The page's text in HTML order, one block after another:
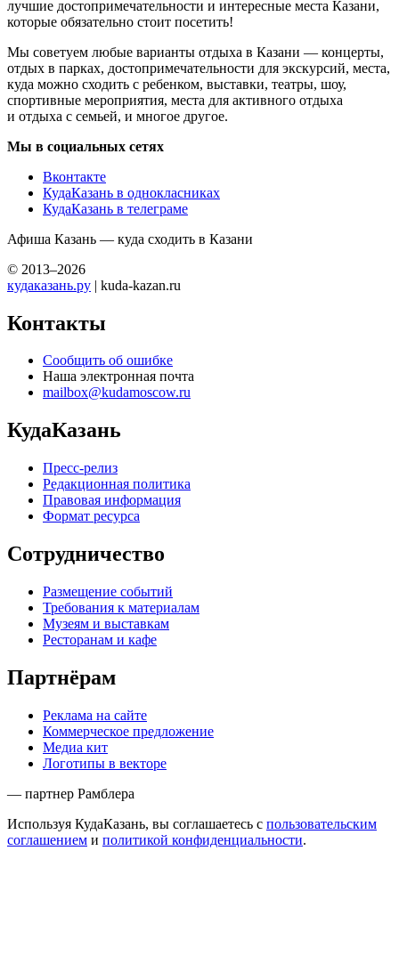
лучшие достопримечательности и интересные места Казани,
которые обязательно стоит посетить!
Мы советуем любые варианты отдыха в Казани — концерты,
отдых в парках, достопримечательности для экскурсий, места,
куда можно сходить с ребенком, выставки, театры, шоу,
спортивные мероприятия, места для активного отдыха
и отдыха с семьей, и многое другое.
Мы в социальных сетях
Вконтакте
КудаКазань в однокласниках
КудаКазань в телеграме
Афиша Казань — куда сходить в Казани
© 2013–2026
кудаказань.ру | kuda-kazan.ru
Контакты
Сообщить об ошибке
Наша электронная почта
mailbox@kudamoscow.ru
КудаКазань
Пресс-релиз
Редакционная политика
Правовая информация
Формат ресурса
Сотрудничество
Размещение событий
Требования к материалам
Музеям и выставкам
Ресторанам и кафе
Партнёрам
Реклама на сайте
Коммерческое предложение
Медиа кит
Логотипы в векторе
— партнер Рамблера
Используя КудаКазань, вы соглашаетесь с пользовательским
соглашением и политикой конфиденциальности.